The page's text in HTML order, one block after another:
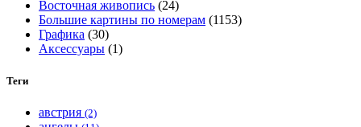
Восточная живопись (24)
Большие картины по номерам (1153)
Графика (30)
Аксессуары (1)
Теги
австрия (2)